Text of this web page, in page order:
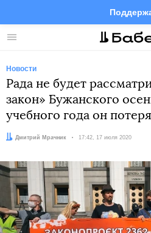
Меню Facebook
Новости
Рада не будет
закон» Бужанского
учебного года он
Автор:
Дмитрий Мрачник Дата:
17:42, 17 июля 2020